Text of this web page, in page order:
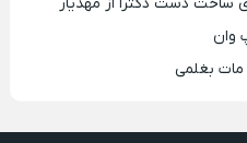
وان
مات بغلمی